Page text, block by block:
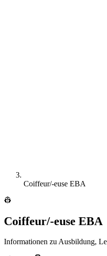
Coiffeur/-euse EBA
👷
Coiffeur/-euse EBA
Informationen zu Ausbildung,